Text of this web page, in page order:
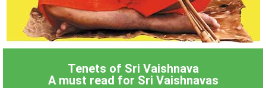
Tenets of Sri Vaishnava
A must read for Sri Vaishnavas